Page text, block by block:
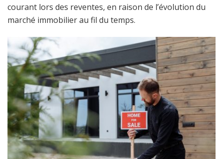
courant lors des reventes, en raison de l’évolution du
marché immobilier au fil du temps.